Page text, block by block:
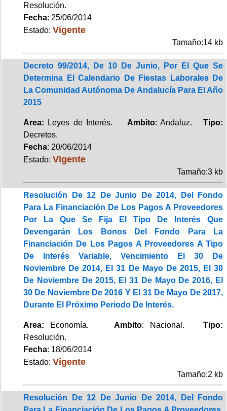
Resolución.
Fecha: 25/06/2014
Estado: Vigente
Tamaño:14 kb
Decreto 99/2014, De 10 De Junio, Por El Que Se
Determina El Calendario De Fiestas Laborales De
La Comunidad Autónoma De Andalucía Para El Año
2015
Area: Leyes de Interés. Ambito: Andaluz.Tipo:
Decretos.
Fecha: 20/06/2014
Estado: Vigente
Tamaño:3 kb
Resolución De 12 De Junio De 2014, Del Fondo
Para La Financiación De Los Pagos A Proveedores
Por La Que Se Fija El Tipo De Interés Que
Devengarán Los Bonos Del Fondo Para La
Financiación De Los Pagos A Proveedores A Tipo
De Interés Variable, Vencimiento El 30 De
Noviembre De 2014, El 31 De Mayo De 2015, El 30
De Noviembre De 2015, El 31 De Mayo De 2016, El
30 De Noviembre De 2016 Y El 31 De Mayo De 2017,
Durante El Próximo Periodo De Interés.
Area: Economía. Ambito: Nacional.Tipo:
Resolución.
Fecha: 18/06/2014
Estado: Vigente
Tamaño:2 kb
Resolución De 12 De Junio De 2014, Del Fondo